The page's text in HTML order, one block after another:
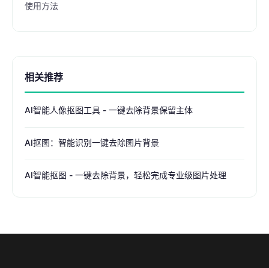
使用方法
相关推荐
AI智能人像抠图工具 - 一键去除背景保留主体
AI抠图：智能识别一键去除图片背景
AI智能抠图 - 一键去除背景，轻松完成专业级图片处理